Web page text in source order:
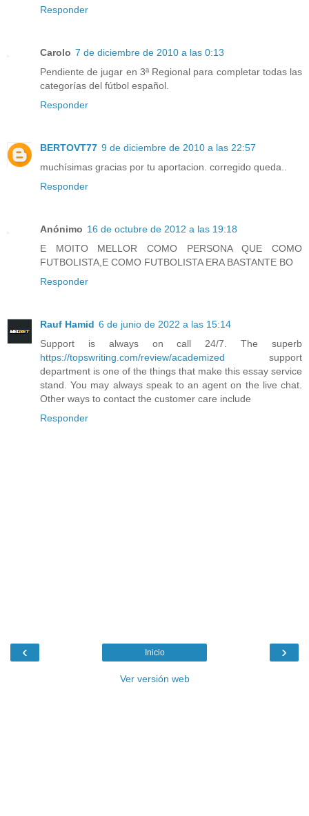
Responder
Carolo 7 de diciembre de 2010 a las 0:13
Pendiente de jugar en 3ª Regional para completar todas las
categorías del fútbol español.
Responder
BERTOVT77 9 de diciembre de 2010 a las 22:57
muchísimas gracias por tu aportacion. corregido queda..
Responder
Anónimo 16 de octubre de 2012 a las 19:18
E MOITO MELLOR COMO PERSONA QUE COMO
FUTBOLISTA,E COMO FUTBOLISTA ERA BASTANTE BO
Responder
Rauf Hamid 6 de junio de 2022 a las 15:14
Support is always on call 24/7. The superb
https://topswriting.com/review/academized support
department is one of the things that make this essay service
stand. You may always speak to an agent on the live chat.
Other ways to contact the customer care include
Responder
‹ ›
Inicio
Ver versión web